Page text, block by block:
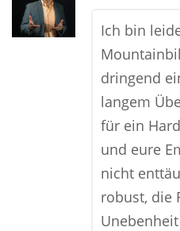
Ich bin
dringend
langem
für ein
und eure
nicht
robust, die